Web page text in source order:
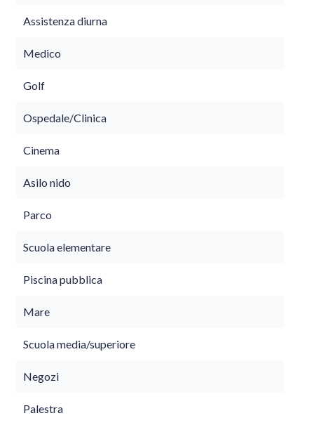
Assistenza diurna
Medico
Golf
Ospedale/Clinica
Cinema
Asilo nido
Parco
Scuola elementare
Piscina pubblica
Mare
Scuola media/superiore
Negozi
Palestra